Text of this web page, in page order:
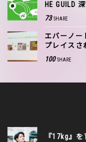
HE GUILD
73 SHARE
エバーノー
プレイスさ
100 SHARE
『17kg』